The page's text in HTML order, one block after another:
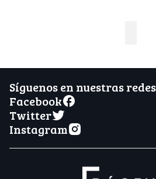
Síguenos en nuestras
Facebook
Twitter
Instagram